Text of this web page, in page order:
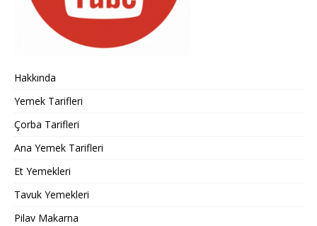
Hakkında
Yemek Tarifleri
Çorba Tarifleri
Ana Yemek Tarifleri
Et Yemekleri
Tavuk Yemekleri
Pilav Makarna